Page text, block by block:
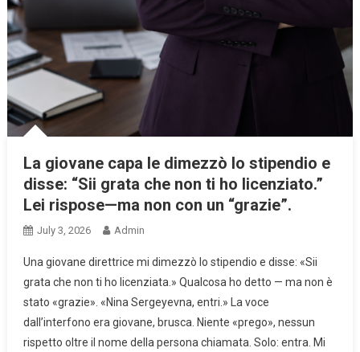
La giovane capa le dimezzò lo stipendio e
disse: “Sii grata che non ti ho licenziato.”
Lei rispose—ma non con un “grazie”.
July 3, 2026 Admin
Una giovane direttrice mi dimezzò lo stipendio e disse: «Sii
grata che non ti ho licenziata.» Qualcosa ho detto — ma non è
stato «grazie». «Nina Sergeyevna, entri.» La voce
dall’interfono era giovane, brusca. Niente «prego», nessun
rispetto oltre il nome della persona chiamata. Solo: entra. Mi